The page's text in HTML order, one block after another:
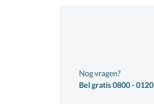
Nog vragen?
Bel gratis 0800 - 0120